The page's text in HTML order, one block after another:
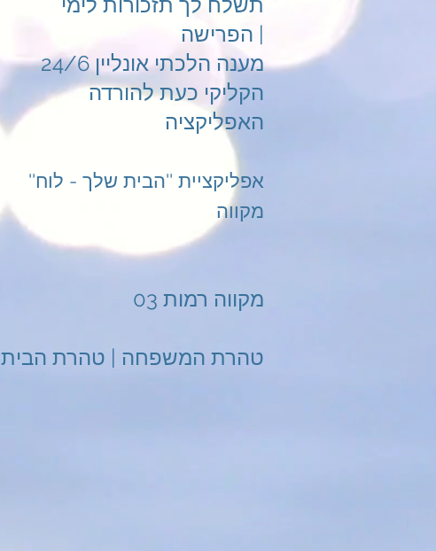
הפרישה |
מענה הלכתי אונליין 24/6
הקליקי כעת להורדה
האפליקציה
''אפליקציית ''הבית שלך - לוח
מקווה
מקווה רמות 03
טהרת המשפחה | טהרת הבית